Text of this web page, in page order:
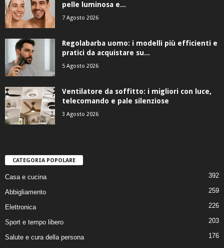
pelle luminosa e...
7 Agosto 2026
Regolabarba uomo: i modelli più efficienti e
pratici da acquistare su...
5 Agosto 2026
Ventilatore da soffitto: i migliori con luce,
telecomando e pale silenziose
3 Agosto 2026
CATEGORIA POPOLARE
Casa e cucina 392
Abbigliamento 259
Elettronica 226
Sport e tempo libero 203
Salute e cura della persona
176